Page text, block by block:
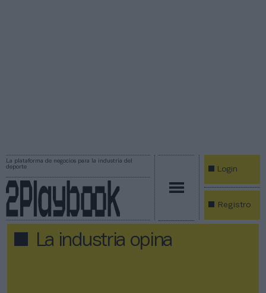
La plataforma de negocios para la industria del
deporte
Login
Registro
La industria opina